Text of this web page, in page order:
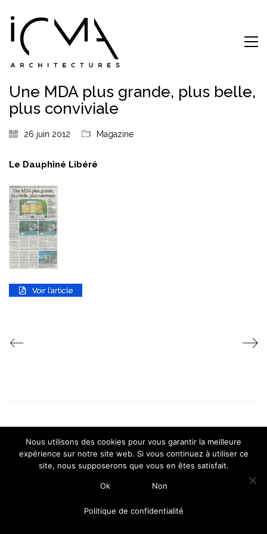
Une MDA plus grande, plus belle,
plus conviviale
26 juin 2012 Magazine
Le Dauphiné Libéré
Voir l’article
© Copyright 2015-2026 ICMArchitectures | Mentions légales
Politique de confidentialité
Nous utilisons des cookies pour vous garantir la meilleure
expérience sur notre site web. Si vous continuez à utiliser ce
site, nous supposerons que vous en êtes satisfait.
Ok Non
Politique de confidentialité